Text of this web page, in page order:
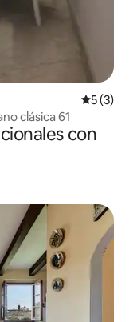
5 (3)
clásica 61
con